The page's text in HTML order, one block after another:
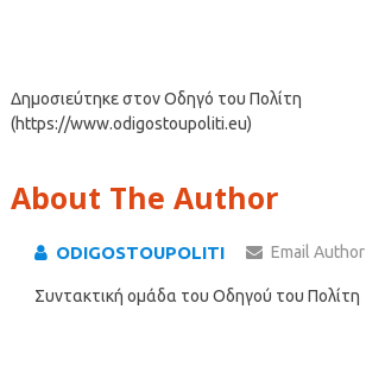
Δημοσιεύτηκε στον Οδηγό του Πολίτη
(https://www.odigostoupoliti.eu)
About The Author
ODIGOSTOUPOLITI Email Author
Συντακτική ομάδα του Οδηγού του Πολίτη